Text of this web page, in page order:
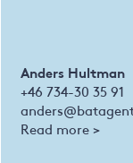
Anders Hultman
+46 734-30 35 91
Read more >